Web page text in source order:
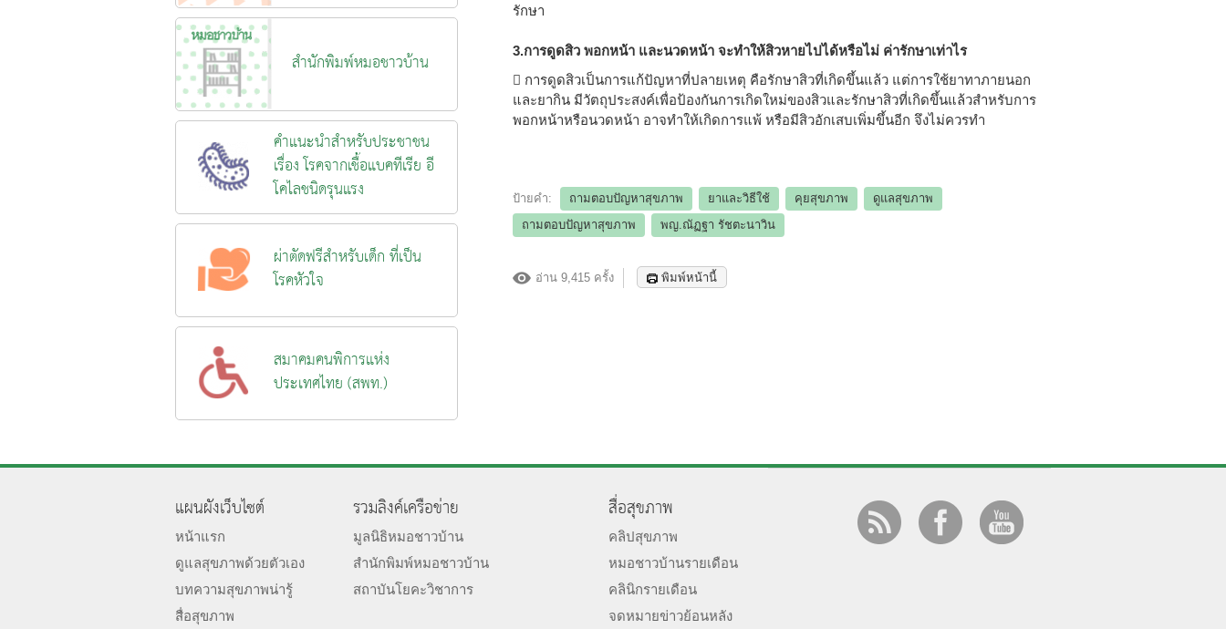
รักษา
3.การดูดสิว พอกหน้า และนวดหน้า จะทำให้สิวหายไปได้หรือไม่ ค่ารักษาเท่าไร
 การดูดสิวเป็นการแก้ปัญหาที่ปลายเหตุ คือรักษาสิวที่เกิดขึ้นแล้ว แต่การใช้ยาทาภายนอก
และยากิน มีวัตถุประสงค์เพื่อป้องกันการเกิดใหม่ของสิวและรักษาสิวที่เกิดขึ้นแล้วสำหรับการ
พอกหน้าหรือนวดหน้า อาจทำให้เกิดการแพ้ หรือมีสิวอักเสบเพิ่มขึ้นอีก จึงไม่ควรทำ
ป้ายคำ: ถามตอบปัญหาสุขภาพ ยาและวิธีใช้ คุยสุขภาพ
ดูแลสุขภาพ
ถามตอบปัญหาสุขภาพ
พญ.ณัฏฐา รัชตะนาวิน
อ่าน 9,415 ครั้ง พิมพ์หน้านี้
สำนักพิมพ์หมอชาวบ้าน
คำแนะนำสำหรับประชาชน
เรื่อง โรคจากเชื้อแบคทีเรีย อี
โคไลชนิดรุนแรง
ผ่าตัดฟรีสำหรับเด็ก ที่เป็น
โรคหัวใจ
สมาคมคนพิการแห่ง
ประเทศไทย (สพท.)
แผนผังเว็บไซต์
หน้าแรก
ดูแลสุขภาพด้วยตัวเอง
บทความสุขภาพน่ารู้
สื่อสุขภาพ
รวมลิงค์เครือข่าย
มูลนิธิหมอชาวบ้าน
สำนักพิมพ์หมอชาวบ้าน
สถาบันโยคะวิชาการ
สื่อสุขภาพ
คลิปสุขภาพ
หมอชาวบ้านรายเดือน
คลินิกรายเดือน
จดหมายข่าวย้อนหลัง